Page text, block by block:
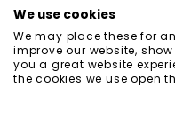
Política de
Ámbito de
Manual del
Política
Declaración de
We use cookies
We may place these for
improve our website,
you a great website
the cookies we use open